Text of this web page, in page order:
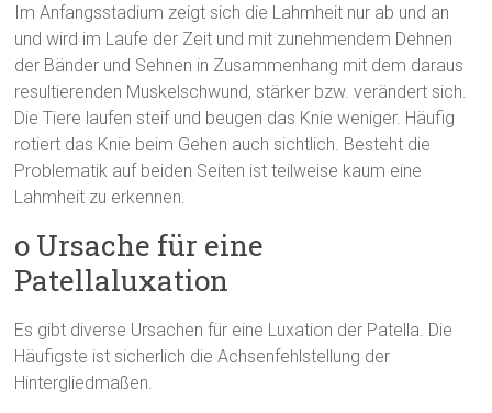
Im Anfangsstadium zeigt sich die Lahmheit nur ab und an
und wird im Laufe der Zeit und mit zunehmendem Dehnen
der Bänder und Sehnen in Zusammenhang mit dem daraus
resultierenden Muskelschwund, stärker bzw. verändert sich.
Die Tiere laufen steif und beugen das Knie weniger. Häufig
rotiert das Knie beim Gehen auch sichtlich. Besteht die
Problematik auf beiden Seiten ist teilweise kaum eine
Lahmheit zu erkennen.
o Ursache für eine
Patellaluxation
Es gibt diverse Ursachen für eine Luxation der Patella. Die
Häufigste ist sicherlich die Achsenfehlstellung der
Hintergliedmaßen.